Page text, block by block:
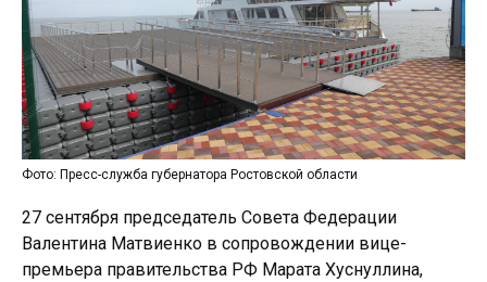
Фото: Пресс-служба губернатора Ростовской области
27 сентября председатель Совета Федерации
Валентина Матвиенко в сопровождении вице-
премьера правительства РФ Марата Хуснуллина,